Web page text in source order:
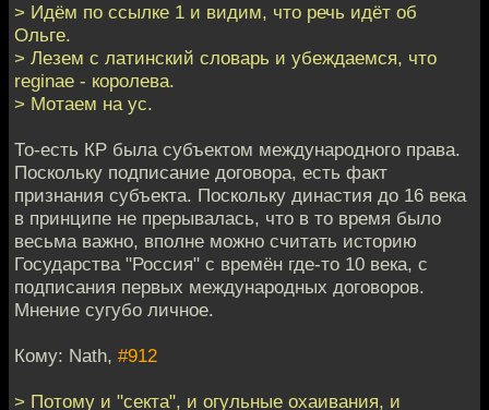
> Идём по ссылке 1 и видим, что речь идёт об
Ольге.
> Лезем с латинский словарь и убеждаемся, что
reginae - королева.
> Мотаем на ус.
То-есть КР была субъектом международного права.
Поскольку подписание договора, есть факт
признания субъекта. Поскольку династия до 16 века
в принципе не прерывалась, что в то время было
весьма важно, вполне можно считать историю
Государства "Россия" с времён где-то 10 века, с
подписания первых международных договоров.
Мнение сугубо личное.
Кому: Nath, #912
> Потому и "секта", и огульные охаивания, и